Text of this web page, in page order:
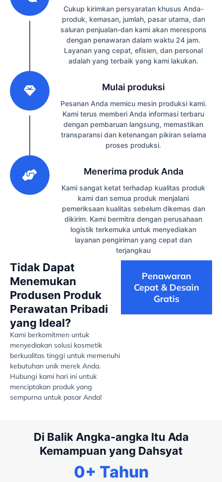
Cukup kirimkan persyaratan khusus Anda-
produk, kemasan, jumlah, pasar utama, dan
saluran penjualan-dan kami akan merespons
dengan penawaran dalam waktu 24 jam.
Layanan yang cepat, efisien, dan personal
adalah yang terbaik yang kami lakukan.
Mulai produksi
Pesanan Anda memicu mesin produksi kami.
Kami terus memberi Anda informasi terbaru
dengan pembaruan langsung, memastikan
transparansi dan ketenangan pikiran selama
proses produksi.
Menerima produk Anda
Kami sangat ketat terhadap kualitas produk
kami dan semua produk menjalani
pemeriksaan kualitas sebelum dikemas dan
dikirim. Kami bermitra dengan perusahaan
logistik terkemuka untuk menyediakan
layanan pengiriman yang cepat dan
terjangkau
Tidak Dapat
Menemukan
Produsen Produk
Perawatan Pribadi
yang Ideal?
Kami berkomitmen untuk
menyediakan solusi kosmetik
berkualitas tinggi untuk memenuhi
kebutuhan unik merek Anda.
Hubungi kami hari ini untuk
menciptakan produk yang
sempurna untuk pasar Anda!
Penawaran
Cepat & Desain
Gratis
Di Balik Angka-angka Itu Ada
Kemampuan yang Dahsyat
0+ Tahun